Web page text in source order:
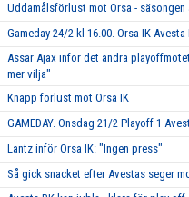
Uddamålsförlust mot Orsa - säsongen
Gameday 24/2 kl 16.00. Orsa IK-Avesta
Assar Ajax inför det andra
mer vilja"
Knapp förlust mot Orsa IK
GAMEDAY. Onsdag 21/2 Playoff 1
Lantz inför Orsa IK: "Ingen press"
Så gick snacket efter Avestas seger